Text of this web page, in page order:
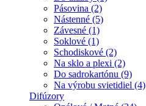
Pásovina (2)
Nástenné (5)
Závesné (1)
Soklové (1)
Schodiskové (2)
Na sklo a plexi (2)
Do sadrokartónu (9)
Na výrobu svietidiel (4)
Difúzory